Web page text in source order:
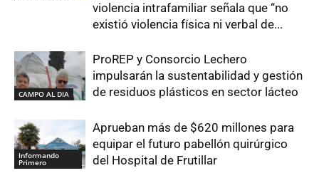
violencia intrafamiliar señala que “no
existió violencia física ni verbal de...
CAMPO AL DIA
ProREP y Consorcio Lechero
impulsarán la sustentabilidad y gestión
de residuos plásticos en sector lácteo
Informando
Primero
Aprueban más de $620 millones para
equipar el futuro pabellón quirúrgico
del Hospital de Frutillar